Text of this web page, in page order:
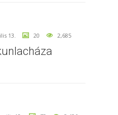
13. 20 2,685